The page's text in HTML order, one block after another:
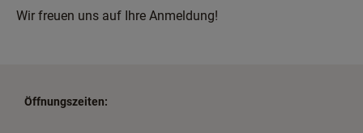
Wir freuen uns auf Ihre Anmeldung!
Öffnungszeiten: